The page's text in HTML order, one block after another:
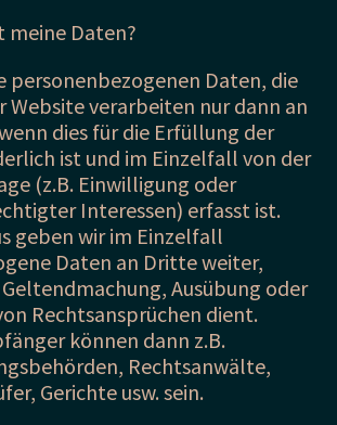
Daten?
personenbezogenen Daten, die
Website verarbeiten nur dann an
dies für die Erfüllung der
ist und im Einzelfall von der
(z.B. Einwilligung oder
Interessen) erfasst ist.
geben wir im Einzelfall
Daten an Dritte weiter,
Ausübung oder
Rechtsansprüchen dient.
können dann z.B.
Rechtsanwälte,
Gerichte usw. sein.